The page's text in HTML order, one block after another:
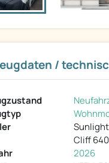
/
Sunlight
Cliff
2026